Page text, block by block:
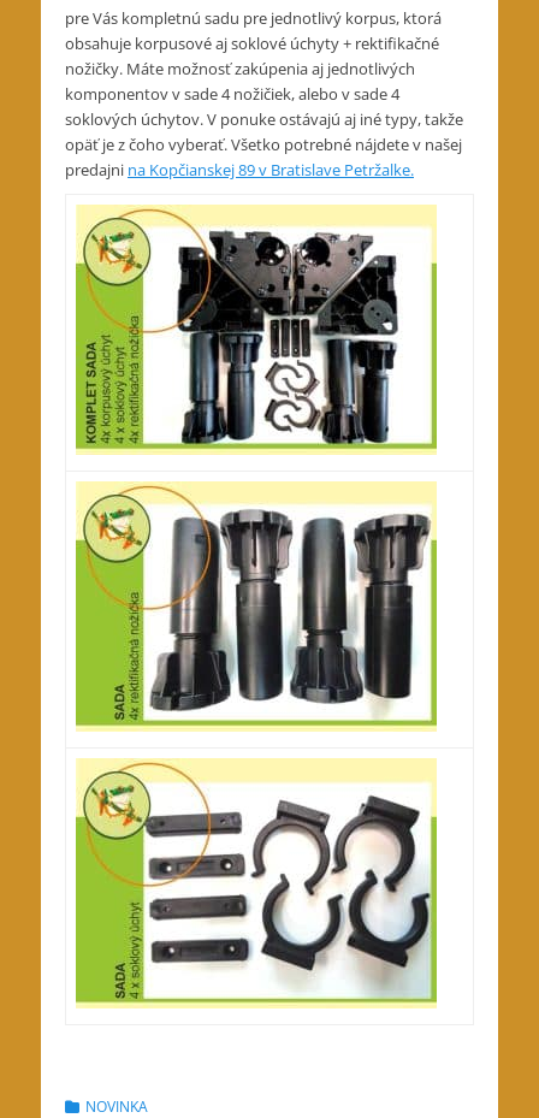
pre Vás kompletnú sadu pre jednotlivý korpus, ktorá
obsahuje korpusové aj soklové úchyty + rektifikačné
nožičky. Máte možnosť zakúpenia aj jednotlivých
komponentov v sade 4 nožičiek, alebo v sade 4
soklových úchytov. V ponuke ostávajú aj iné typy, takže
opäť je z čoho vyberať. Všetko potrebné nájdete v našej
predajni na Kopčianskej 89 v Bratislave Petržalke.
Categories
NOVINKA